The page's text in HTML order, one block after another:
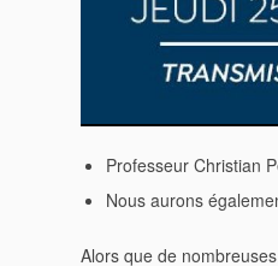
Professeur Christian
Nous aurons
Alors que de